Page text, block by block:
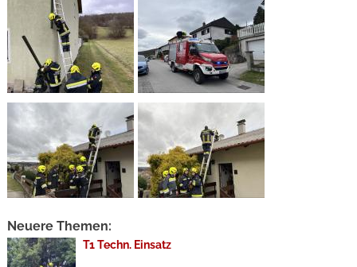
Neuere Themen:
T1 Techn. Einsatz